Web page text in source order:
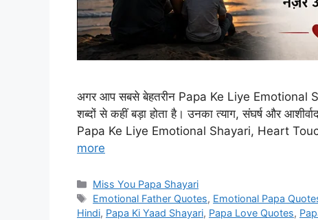
अगर आप सबसे बेहतरीन Papa Ke Liye Emotional
शब्दों से कहीं बड़ा होता है। उनका त्याग, संघर्ष और
Papa Ke Liye Emotional Shayari, Heart
more
Categories
Miss You Papa Shayari
Tags
Emotional Father Quotes, Emotional Papa
Hindi, Papa Ki Yaad Shayari, Papa Love Quotes,